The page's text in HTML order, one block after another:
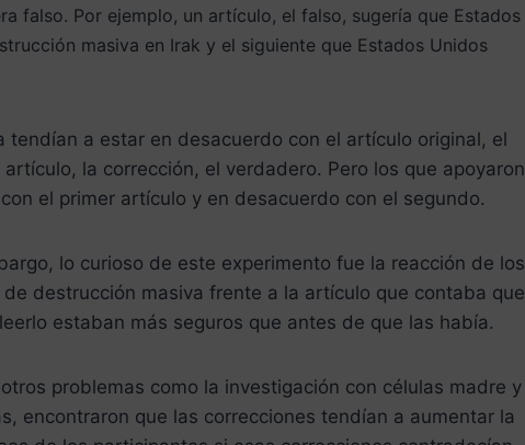
falso. Por ejemplo, un artículo, el falso, sugería que Estados
masiva en Irak y el siguiente que Estados Unidos
tendían a estar en desacuerdo con el artículo original, el
la corrección, el verdadero. Pero los que apoyaron
el primer artículo y en desacuerdo con el segundo.
lo curioso de este experimento fue la reacción de los
destrucción masiva frente a la artículo que contaba que
estaban más seguros que antes de que las había.
problemas como la investigación con células madre y
encontraron que las correcciones tendían a aumentar la